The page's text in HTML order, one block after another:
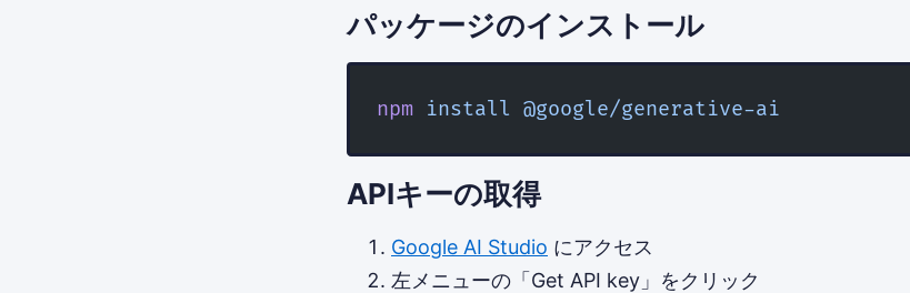
パッケージのインストール
npm install @google/generative-ai
APIキーの取得
Google AI Studio にアクセス
左メニューの「Get API key」をクリック